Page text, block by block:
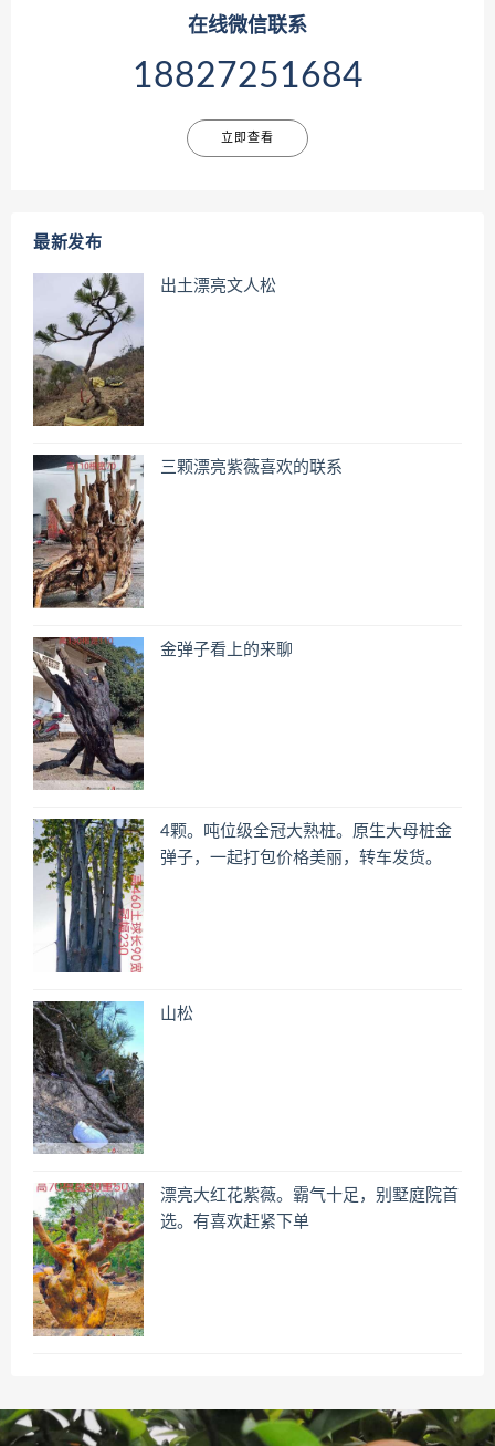
在线微信联系
18827251684
立即查看
最新发布
出土漂亮文人松
三颗漂亮紫薇喜欢的联系
金弹子看上的来聊
4颗。吨位级全冠大熟桩。原生大母桩金
弹子，一起打包价格美丽，转车发货。
山松
漂亮大红花紫薇。霸气十足，别墅庭院首
选。有喜欢赶紧下单